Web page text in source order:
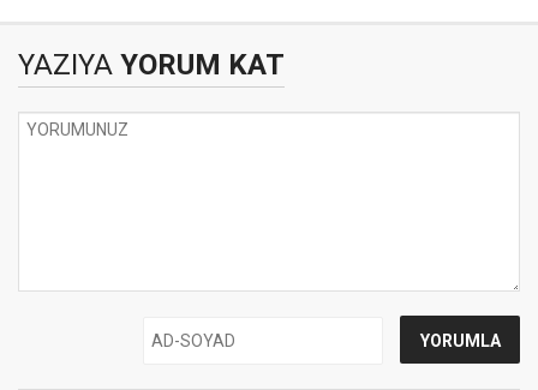
YAZIYA YORUM KAT